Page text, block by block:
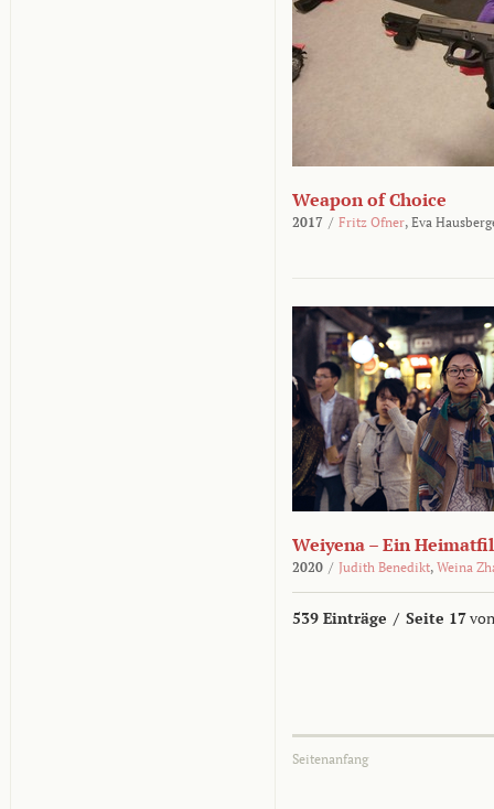
Weapon of Choice
2017 / Fritz Ofner, Eva
Weiyena – Ein
2020 / Judith Benedikt, Weina
539 Einträge / Seite 17
Seitenanfang